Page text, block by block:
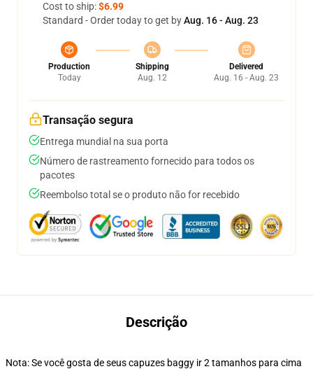
Cost to ship:$6.99
Standard - Order today to get byAug. 16 - Aug. 23
Production
Today
Shipping
Aug. 12
Delivered
Aug. 16 - Aug. 23
Transação segura
Entrega mundial na sua porta
Número de rastreamento fornecido para todos os
pacotes
Reembolso total se o produto não for recebido
Descrição
Nota: Se você gosta de seus capuzes baggy ir 2 tamanhos para cima